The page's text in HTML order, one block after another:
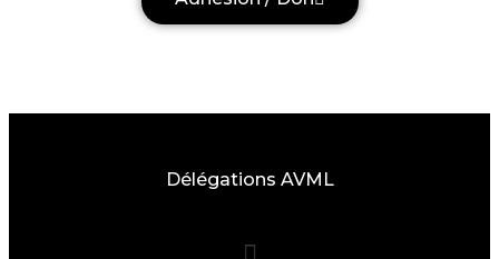
Délégations AVML